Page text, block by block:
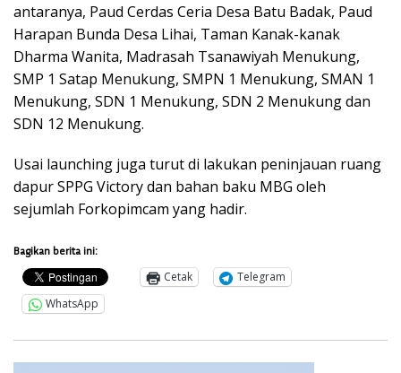
antaranya, Paud Cerdas Ceria Desa Batu Badak, Paud
Harapan Bunda Desa Lihai, Taman Kanak-kanak
Dharma Wanita, Madrasah Tsanawiyah Menukung,
SMP 1 Satap Menukung, SMPN 1 Menukung, SMAN 1
Menukung, SDN 1 Menukung, SDN 2 Menukung dan
SDN 12 Menukung.
Usai launching juga turut di lakukan peninjauan ruang
dapur SPPG Victory dan bahan baku MBG oleh
sejumlah Forkopimcam yang hadir.
Bagikan berita ini:
Cetak
Telegram
WhatsApp